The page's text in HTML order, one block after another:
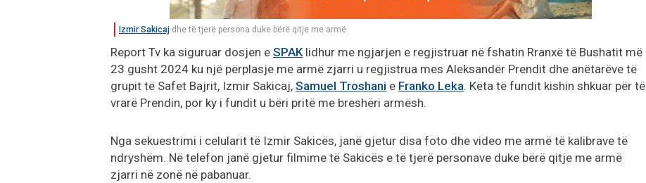
Izmir Sakicaj dhe të tjerë persona duke bërë qitje me armë
Report Tv ka siguruar dosjen e SPAKlidhur me ngjarjen e regjistruar në fshatin Rranxë të Bushatit më
23 gusht 2024 ku një përplasje me armë zjarri u regjistrua mes Aleksandër Prendit dhe anëtarëve të
grupit të Safet Bajrit, Izmir Sakicaj, Samuel Troshani e Franko Leka. Këta të fundit kishin shkuar për të
vrarë Prendin, por ky i fundit u bëri pritë me breshëri armësh.
Nga sekuestrimi i celularit të Izmir Sakicës, janë gjetur disa foto dhe video me armë të kalibrave të
ndryshëm. Në telefon janë gjetur filmime të Sakicës e të tjerë personave duke bërë qitje me armë
zjarri në zonë në pabanuar.